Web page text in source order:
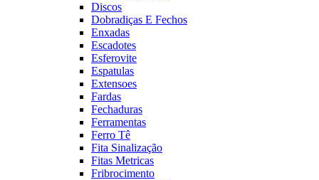
Discos
Dobradiças E Fechos
Enxadas
Escadotes
Esferovite
Espatulas
Extensoes
Fardas
Fechaduras
Ferramentas
Ferro Tê
Fita Sinalização
Fitas Metricas
Fribrocimento